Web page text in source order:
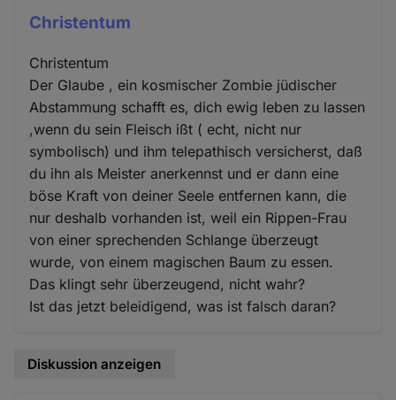
Christentum
Christentum
Der Glaube , ein kosmischer Zombie jüdischer
Abstammung schafft es, dich ewig leben zu lassen
,wenn du sein Fleisch ißt ( echt, nicht nur
symbolisch) und ihm telepathisch versicherst, daß
du ihn als Meister anerkennst und er dann eine
böse Kraft von deiner Seele entfernen kann, die
nur deshalb vorhanden ist, weil ein Rippen-Frau
von einer sprechenden Schlange überzeugt
wurde, von einem magischen Baum zu essen.
Das klingt sehr überzeugend, nicht wahr?
Ist das jetzt beleidigend, was ist falsch daran?
Diskussion anzeigen